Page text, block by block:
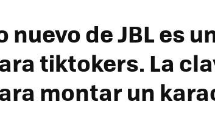
nuevo de JBL es
tiktokers. La
montar un